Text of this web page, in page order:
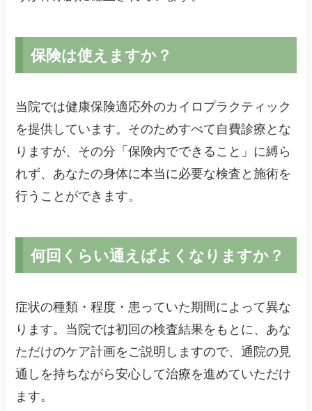
保険は使えますか？
当院では健康保険適応外のカイロプラクティック
を提供しています。そのためすべて自費診療とな
りますが、その分「保険内でできること」に縛ら
れず、あなたの身体に本当に必要な検査と施術を
行うことができます。
何回くらい通えばよくなりますか？
症状の種類・程度・患っていた期間によって異な
ります。当院では初回の検査結果をもとに、あな
ただけのケア計画をご説明しますので、通院の見
通しを持ちながら安心して治療を進めていただけ
ます。